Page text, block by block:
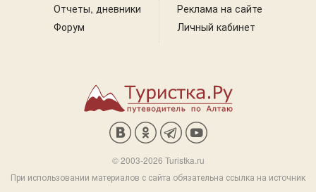
Отчеты, дневники
Форум
Реклама на сайте
Личный кабинет
© 2003-2026 Turistka.ru
При использовании материалов с сайта обязательна ссылка на источник